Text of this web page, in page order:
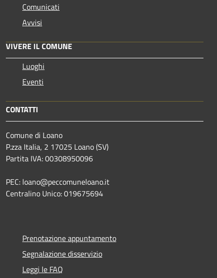
Comunicati
Avvisi
VIVERE IL COMUNE
Luoghi
Eventi
CONTATTI
Comune di Loano
P.zza Italia, 2 17025 Loano (SV)
Partita IVA: 00308950096
PEC: loano@peccomuneloano.it
Centralino Unico: 019675694
Prenotazione appuntamento
Segnalazione disservizio
Leggi le FAQ